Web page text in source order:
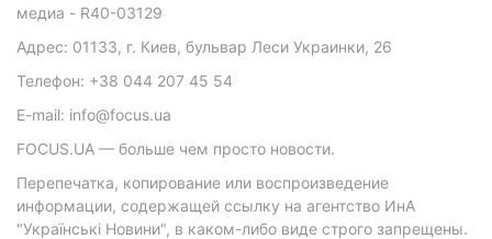
медиа - R40-03129
Адрес: 01133, г. Киев, бульвар Леси Украинки, 26
Телефон: +38 044 207 45 54
E-mail: info@focus.ua
FOCUS.UA — больше чем просто новости.
Перепечатка, копирование или воспроизведение
информации, содержащей ссылку на агентство ИнА
"Українські Новини", в каком-либо виде строго запрещены.